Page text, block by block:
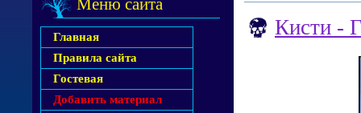
Меню сайта
Главная
Правила сайта
Гостевая
Добавить материал
Кисти -